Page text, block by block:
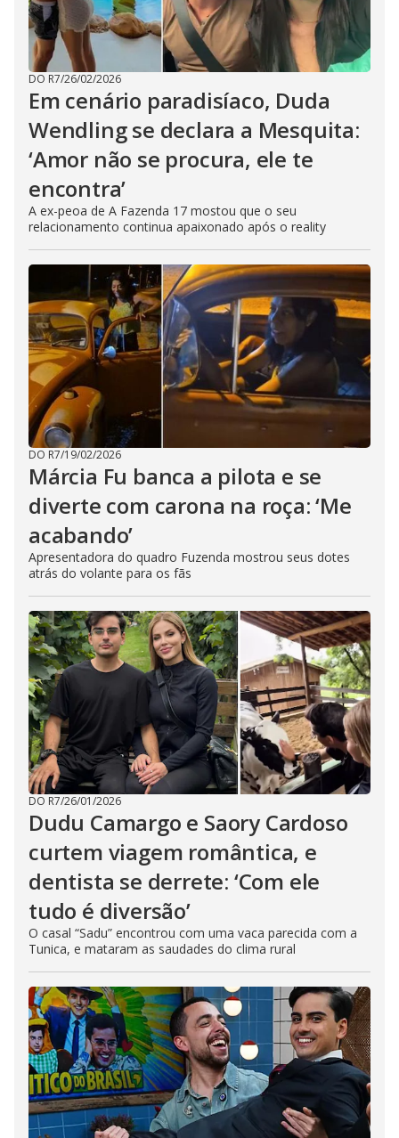
DO R7/26/02/2026
Em cenário paradisíaco, Duda
Wendling se declara a Mesquita:
‘Amor não se procura, ele te
encontra’
A ex-peoa de A Fazenda 17 mostou que o seu
relacionamento continua apaixonado após o reality
DO R7/19/02/2026
Márcia Fu banca a pilota e se
diverte com carona na roça: ‘Me
acabando’
Apresentadora do quadro Fuzenda mostrou seus dotes
atrás do volante para os fãs
DO R7/26/01/2026
Dudu Camargo e Saory Cardoso
curtem viagem romântica, e
dentista se derrete: ‘Com ele
tudo é diversão’
O casal “Sadu” encontrou com uma vaca parecida com a
Tunica, e mataram as saudades do clima rural